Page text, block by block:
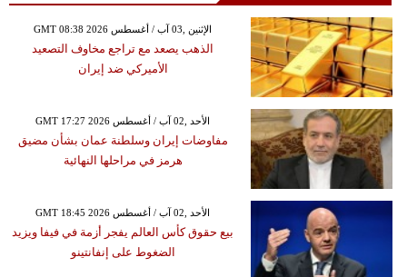
GMT 08:38 2026 الإثنين ,03 آب / أغسطس
الذهب يصعد مع تراجع مخاوف التصعيد
الأميركي ضد إيران
GMT 17:27 2026 الأحد ,02 آب / أغسطس
مفاوضات إيران وسلطنة عمان بشأن مضيق
هرمز في مراحلها النهائية
GMT 18:45 2026 الأحد ,02 آب / أغسطس
بيع حقوق كأس العالم يفجر أزمة في فيفا ويزيد
الضغوط على إنفانتينو